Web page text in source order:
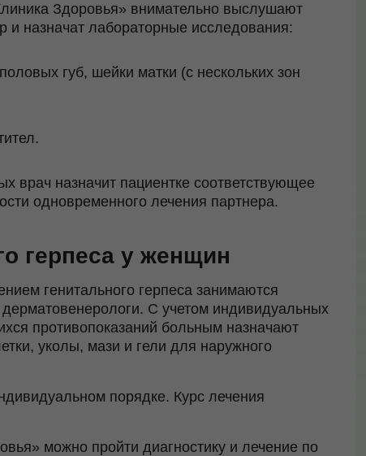
Здоровья» внимательно выслушают
и назначат лабораторные исследования:
губ, шейки матки (с нескольких зон
врач назначит пациентке соответствующее
одновременного лечения партнера.
герпеса у женщин
генитального герпеса занимаются
С учетом индивидуальных
противопоказаний больным назначают
уколы, мази и гели для наружного
порядке. Курс лечения
можно пройти диагностику и лечение по